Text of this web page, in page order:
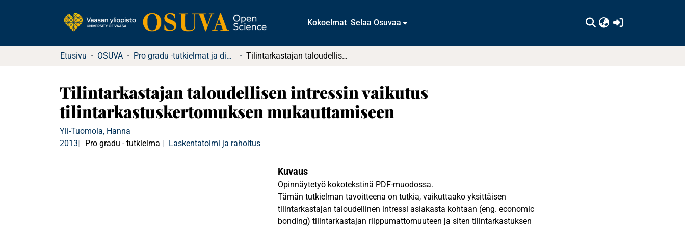
Kokoelmat Selaa Osuvaa
Etusivu OSUVA Pro gradu -tutkielmat ja diplomityöt (rajattu saatavuus) Tilintarkastajan taloudellisen intressin vaikutus tilintarkastuskertomuksen mukauttamiseen
Tilintarkastajan taloudellisen intressin vaikutus
tilintarkastuskertomuksen mukauttamiseen
Yli-Tuomola, Hanna
2013
Pro gradu - tutkielma Laskentatoimi ja rahoitus
Kuvaus
Opinnäytetyö kokotekstinä PDF-muodossa.
Tämän tutkielman tavoitteena on tutkia, vaikuttaako yksittäisen
tilintarkastajan taloudellinen intressi asiakasta kohtaan (eng. economic
bonding) tilintarkastajan riippumattomuuteen ja siten tilintarkastuksen